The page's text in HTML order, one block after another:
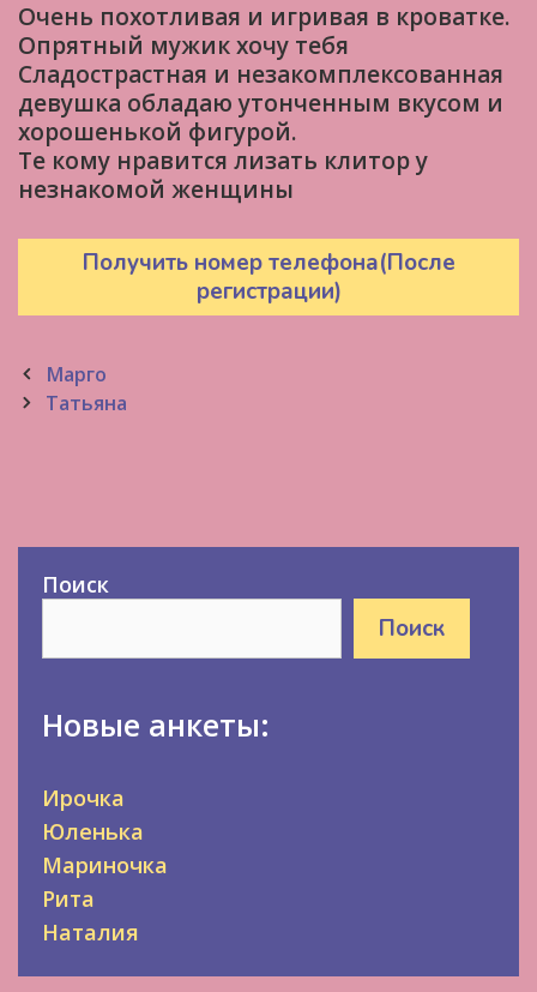
Очень похотливая и игривая в кроватке.
Опрятный мужик хочу тебя
Cладострастная и незакомплексованная
девушка обладаю утонченным вкусом и
хорошенькой фигурой.
Те кому нравится лизать клитор у
незнакомой женщины
Получить номер телефона(После
регистрации)
Post
navigation
Марго
Татьяна
Поиск
Поиск
Новые анкеты:
Ирочка
Юленька
Мариночка
Рита
Наталия